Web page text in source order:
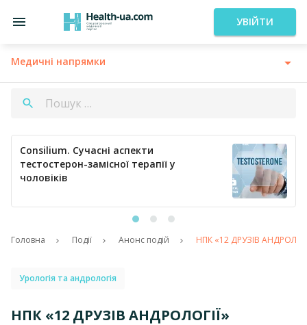
УВІЙТИ
Медичні напрямки
Consilium. Сучасні аспекти
тестостерон-замісної терапії у
чоловіків
Головна Події Анонс подій НПК «12 ДРУЗІВ
Урологія та андрологія
НПК «12 ДРУЗІВ АНДРОЛОГІЇ»